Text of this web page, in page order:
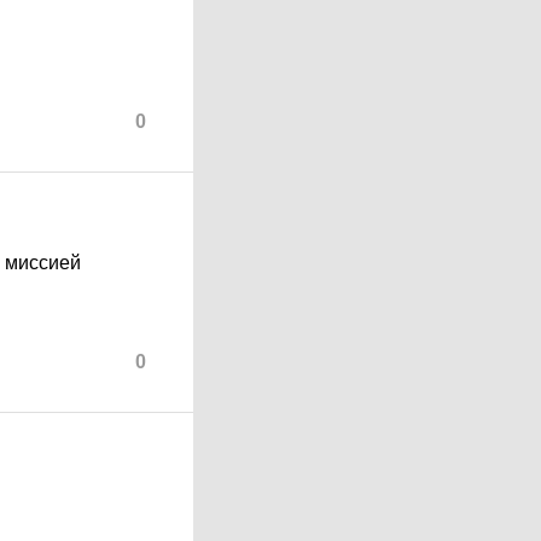
0
миссией
0